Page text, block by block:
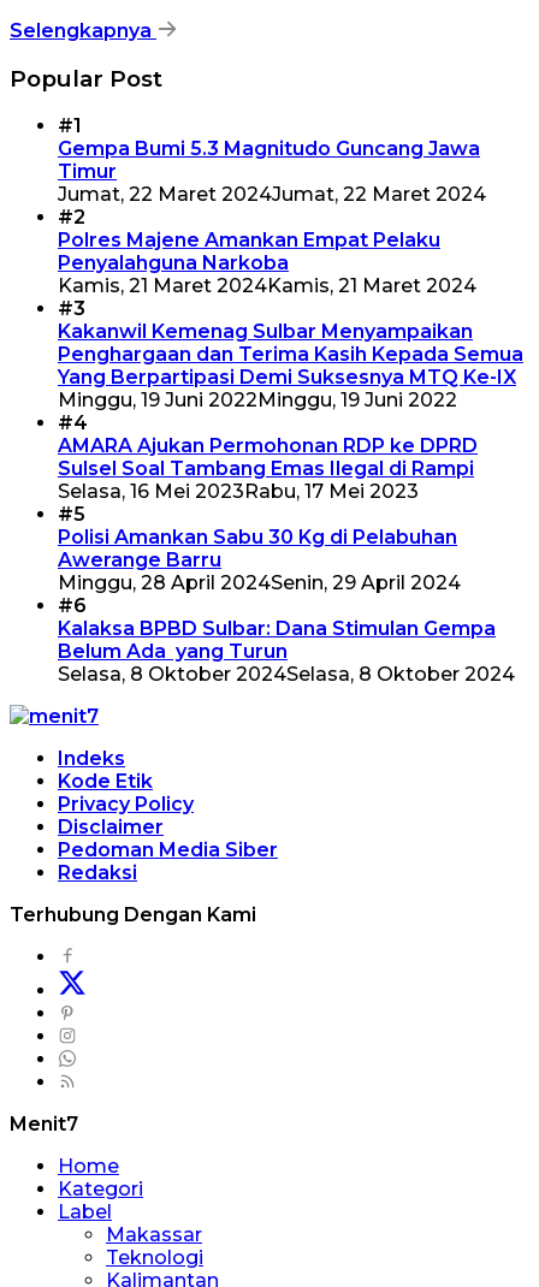
Selengkapnya
Popular Post
#1
Gempa Bumi 5.3 Magnitudo Guncang Jawa
Timur
Jumat, 22 Maret 2024Jumat, 22 Maret 2024
#2
Polres Majene Amankan Empat Pelaku
Penyalahguna Narkoba
Kamis, 21 Maret 2024Kamis, 21 Maret 2024
#3
Kakanwil Kemenag Sulbar Menyampaikan
Penghargaan dan Terima Kasih Kepada Semua
Yang Berpartipasi Demi Suksesnya MTQ Ke-IX
Minggu, 19 Juni 2022 Minggu, 19 Juni 2022
#4
AMARA Ajukan Permohonan RDP ke DPRD
Sulsel Soal Tambang Emas Ilegal di Rampi
Selasa, 16 Mei 2023 Rabu, 17 Mei 2023
#5
Polisi Amankan Sabu 30 Kg di Pelabuhan
Awerange Barru
Minggu, 28 April 2024Senin, 29 April 2024
#6
Kalaksa BPBD Sulbar: Dana Stimulan Gempa
Belum Ada yang Turun
Selasa, 8 Oktober 2024Selasa, 8 Oktober 2024
Indeks
Kode Etik
Privacy Policy
Disclaimer
Pedoman Media Siber
Redaksi
Terhubung Dengan Kami
Menit7
Home
Kategori
Label
Makassar
Teknologi
Kalimantan